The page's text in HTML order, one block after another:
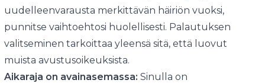
uudelleenvarausta merkittävän häiriön vuoksi,
punnitse vaihtoehtosi huolellisesti. Palautuksen
valitseminen tarkoittaa yleensä sitä, että luovut
muista avustusoikeuksista.
Aikaraja on avainasemassa: Sinulla on